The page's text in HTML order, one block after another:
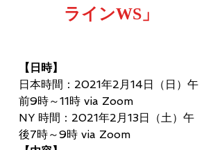
ラインWS」
【日時】
日本時間：2021年2月14日（日）午
前9時～11時 via Zoom
NY 時間：2021年2月13日（土）午
後7時～9時 via Zoom